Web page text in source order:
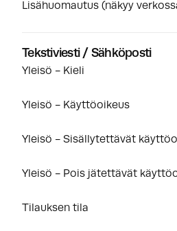
Lisähuomautus (näkyy
Tekstiviesti / Sähköposti
Yleisö - Kieli
Yleisö - Käyttöoikeus
Yleisö - Sisällytettävät
Yleisö - Pois jätettävät
Tilauksen tila